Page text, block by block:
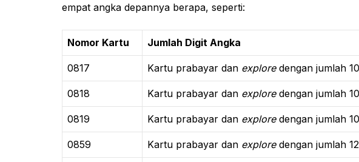
empat angka depannya berapa, seperti:
Nomor Kartu Jumlah Digit Angka
0817 Kartu prabayar dan exploredengan jumlah
0818 Kartu prabayar dan exploredengan jumlah
0819 Kartu prabayar dan exploredengan jumlah
0859 Kartu prabayar dan exploredengan jumlah